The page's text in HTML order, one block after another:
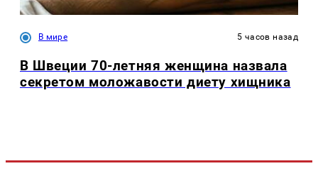
В мире 5 часов назад
В Швеции 70-летняя женщина назвала
секретом моложавости диету хищника